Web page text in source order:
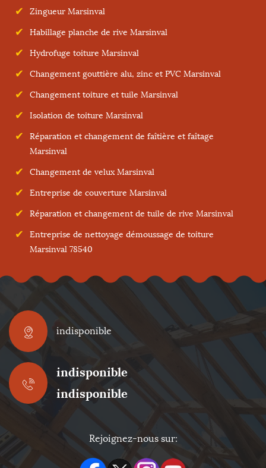
Zingueur Marsinval
Habillage planche de rive Marsinval
Hydrofuge toiture Marsinval
Changement gouttière alu, zinc et PVC Marsinval
Changement toiture et tuile Marsinval
Isolation de toiture Marsinval
Réparation et changement de faîtière et faîtage
Marsinval
Changement de velux Marsinval
Entreprise de couverture Marsinval
Réparation et changement de tuile de rive Marsinval
Entreprise de nettoyage démoussage de toiture
Marsinval 78540
indisponible
indisponible
indisponible
Rejoignez-nous sur: